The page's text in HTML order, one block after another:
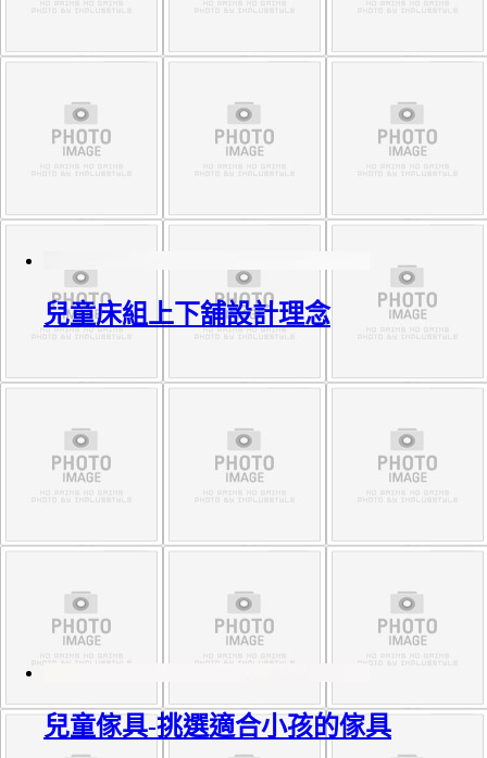
兒童床組上下舖設計理念
兒童傢具-挑選適合小孩的傢具